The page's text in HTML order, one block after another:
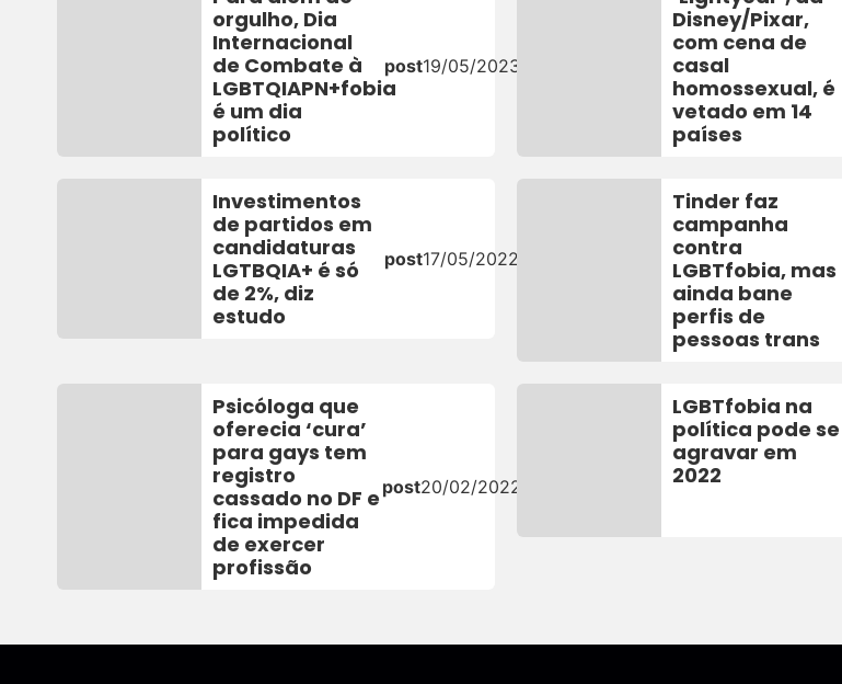
orgulho, Dia
Internacional
de Combate à
LGBTQIAPN+fobia
é um dia
político
post19/05/2023
Disney/Pixar,
com cena de
casal
homossexual, é
vetado em 14
países
Investimentos
de partidos em
candidaturas
LGTBQIA+ é só
de 2%, diz
estudo
post17/05/2022
Tinder faz
campanha
contra
LGBTfobia, mas
ainda bane
perfis de
pessoas trans
Psicóloga que
oferecia ‘cura’
para gays tem
registro
cassado no DF e
fica impedida
de exercer
profissão
post20/02/2022
LGBTfobia na
política pode se
agravar em
2022